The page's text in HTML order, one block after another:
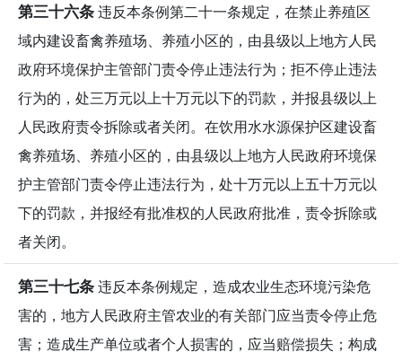
第三十六条违反本条例第二十一条规定，在禁止养殖区
域内建设畜禽养殖场、养殖小区的，由县级以上地方人民
政府环境保护主管部门责令停止违法行为；拒不停止违法
行为的，处三万元以上十万元以下的罚款，并报县级以上
人民政府责令拆除或者关闭。在饮用水水源保护区建设畜
禽养殖场、养殖小区的，由县级以上地方人民政府环境保
护主管部门责令停止违法行为，处十万元以上五十万元以
下的罚款，并报经有批准权的人民政府批准，责令拆除或
者关闭。
第三十七条违反本条例规定，造成农业生态环境污染危
害的，地方人民政府主管农业的有关部门应当责令停止危
害；造成生产单位或者个人损害的，应当赔偿损失；构成